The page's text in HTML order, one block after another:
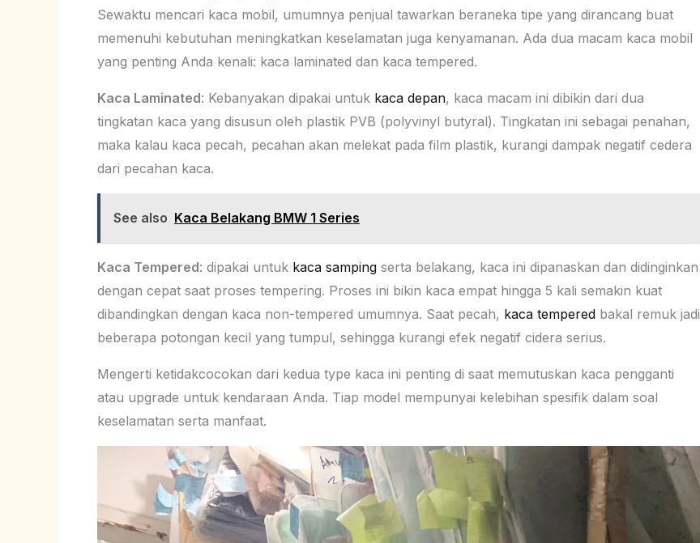
Sewaktu mencari kaca mobil, umumnya penjual tawarkan beraneka tipe yang dirancang buat
memenuhi kebutuhan meningkatkan keselamatan juga kenyamanan. Ada dua macam kaca mobil
yang penting Anda kenali: kaca laminated dan kaca tempered.
Kaca Laminated: Kebanyakan dipakai untuk kaca depan, kaca macam ini dibikin dari dua
tingkatan kaca yang disusun oleh plastik PVB (polyvinyl butyral). Tingkatan ini sebagai penahan,
maka kalau kaca pecah, pecahan akan melekat pada film plastik, kurangi dampak negatif cedera
dari pecahan kaca.
See also Kaca Belakang BMW 1 Series
Kaca Tempered: dipakai untuk kaca samping serta belakang, kaca ini dipanaskan dan didinginkan
dengan cepat saat proses tempering. Proses ini bikin kaca empat hingga 5 kali semakin kuat
dibandingkan dengan kaca non-tempered umumnya. Saat pecah, kaca tempered bakal remuk jadi
beberapa potongan kecil yang tumpul, sehingga kurangi efek negatif cidera serius.
Mengerti ketidakcocokan dari kedua type kaca ini penting di saat memutuskan kaca pengganti
atau upgrade untuk kendaraan Anda. Tiap model mempunyai kelebihan spesifik dalam soal
keselamatan serta manfaat.